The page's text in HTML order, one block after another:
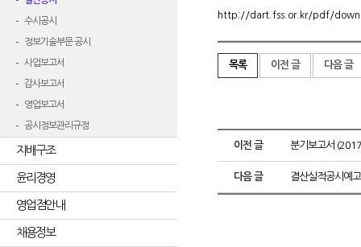
수시공시
정보기술부문 공시
사업보고서
감사보고서
영업보고서
공시정보관리규정
지배구조
윤리경영
영업점안내
채용정보
http://dart.fss.or.kr/pdf/
목록 이전 글 다음 글
이전 글 분기보고서
다음 글 결산실적공시예